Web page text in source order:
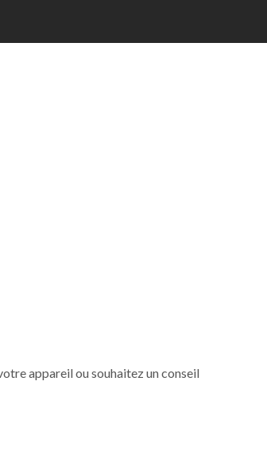
appareil ou souhaitez un conseil